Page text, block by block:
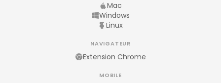
Mac
Windows
Linux
NAVIGATEUR
Extension Chrome
MOBILE